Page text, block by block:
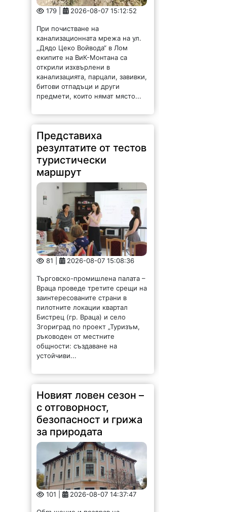
179 | 2026-08-07 15:12:52
При почистване на
канализационната мрежа на ул.
„Дядо Цеко Войвода“ в Лом
екипите на ВиК-Монтана са
открили изхвърлени в
канализацията, парцали, завивки,
битови отпадъци и други
предмети, които нямат място...
Представиха
резултатите от тестов
туристически
маршрут
81 | 2026-08-07 15:08:36
Търговско-промишлена палата –
Враца проведе третите срещи на
заинтересованите страни в
пилотните локации квартал
Бистрец (гр. Враца) и село
Згориград по проект „Туризъм,
ръководен от местните
общности: създаване на
устойчиви...
Новият ловен сезон –
с отговорност,
безопасност и грижа
за природата
101 | 2026-08-07 14:37:47